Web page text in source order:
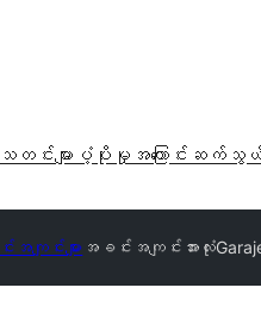
သတင်းများ ပံ့ပိုးမှု အကြောင်း ဆက်သွ
အကျင်းများ အခင်းအကျင်းအားလုံး